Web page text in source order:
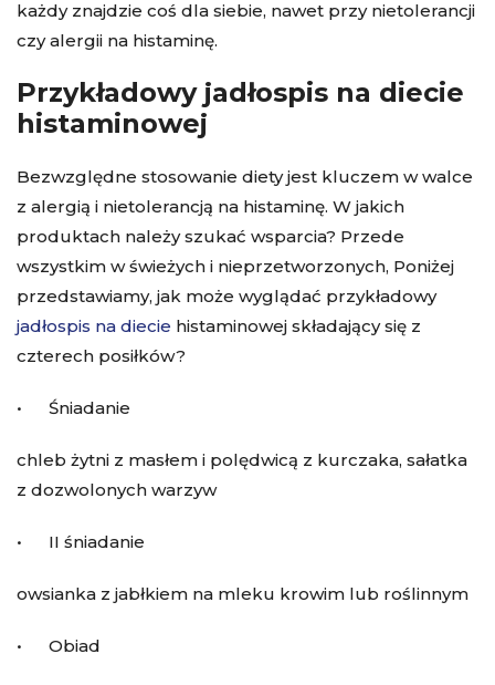
każdy znajdzie coś dla siebie, nawet przy nietolerancji
czy alergii na histaminę.
Przykładowy jadłospis na diecie
histaminowej
Bezwzględne stosowanie diety jest kluczem w walce
z alergią i nietolerancją na histaminę. W jakich
produktach należy szukać wsparcia? Przede
wszystkim w świeżych i nieprzetworzonych, Poniżej
przedstawiamy, jak może wyglądać przykładowy
jadłospis na diecie histaminowej składający się z
czterech posiłków?
• Śniadanie
chleb żytni z masłem i polędwicą z kurczaka, sałatka
z dozwolonych warzyw
• II śniadanie
owsianka z jabłkiem na mleku krowim lub roślinnym
• Obiad